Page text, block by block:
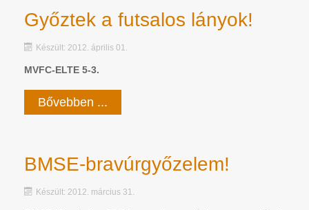
Győztek a futsalos lányok!
Készült: 2012. április 01.
MVFC-ELTE 5-3.
Bővebben ...
BMSE-bravúrgyőzelem!
Készült: 2012. március 31.